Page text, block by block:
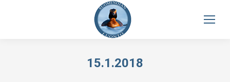
15.1.2018